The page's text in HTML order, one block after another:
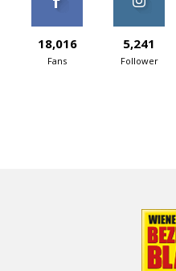
18,016
Fans
5,241
Follower